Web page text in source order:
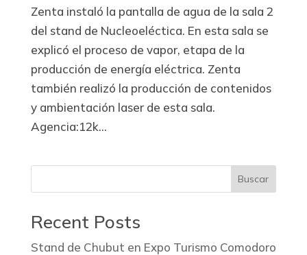
Zenta instaló la pantalla de agua de la sala 2
del stand de Nucleoeléctica. En esta sala se
explicó el proceso de vapor, etapa de la
producción de energía eléctrica. Zenta
también realizó la producción de contenidos
y ambientación laser de esta sala.
Agencia:12k...
Buscar
Recent Posts
Stand de Chubut en Expo Turismo Comodoro